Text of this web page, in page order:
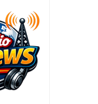
[ 09/08/2026 ] Baiano, smarrito un
[ 09/08/2026 ] Festa della
CASERTANA
[ 09/08/2026 ] Mugnano del
ATTUALITA'